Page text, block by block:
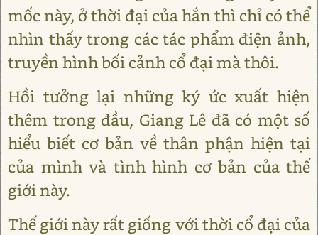
mốc này, ở thời đại của hắn thì chỉ có thể
nhìn thấy trong các tác phẩm điện ảnh,
truyền hình bối cảnh cổ đại mà thôi.
Hồi tưởng lại những ký ức xuất hiện
thêm trong đầu, Giang Lê đã có một số
hiểu biết cơ bản về thân phận hiện tại
của mình và tình hình cơ bản của thế
giới này.
Thế giới này rất giống với thời cổ đại của